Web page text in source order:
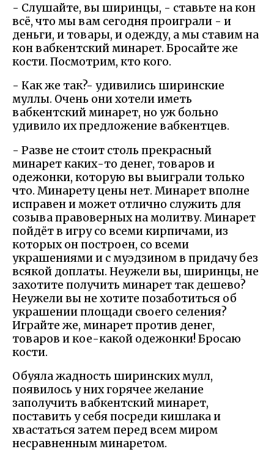
- Слушайте, вы ширинцы, - ставьте на кон
всё, что мы вам сегодня проиграли - и
деньги, и товары, и одежду, а мы ставим на
кон вабкентский минарет. Бросайте же
кости. Посмотрим, кто кого.
- Как же так?- удивились ширинские
муллы. Очень они хотели иметь
вабкентский минарет, но уж больно
удивило их предложение вабкентцев.
- Разве не стоит столь прекрасный
минарет каких-то денег, товаров и
одежонки, которую вы выиграли только
что. Минарету цены нет. Минарет вполне
исправен и может отлично служить для
созыва правоверных на молитву. Минарет
пойдёт в игру со всеми кирпичами, из
которых он построен, со всеми
украшениями и с муэдзином в придачу без
всякой доплаты. Неужели вы, ширинцы, не
захотите получить минарет так дешево?
Неужели вы не хотите позаботиться об
украшении площади своего селения?
Играйте же, минарет против денег,
товаров и кое-какой одежонки! Бросаю
кости.
Обуяла жадность ширинских мулл,
появилось у них горячее желание
заполучить вабкентский минарет,
поставить у себя посреди кишлака и
хвастаться затем перед всем миром
несравненным минаретом.